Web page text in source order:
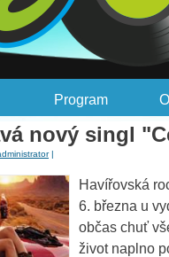
Program
nový singl
|
Havířovská
6. března u
občas chuť
život naplno